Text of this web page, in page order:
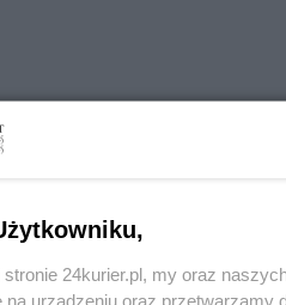
stronie 24kurier.pl, my oraz
na urządzeniu oraz przetwarzamy